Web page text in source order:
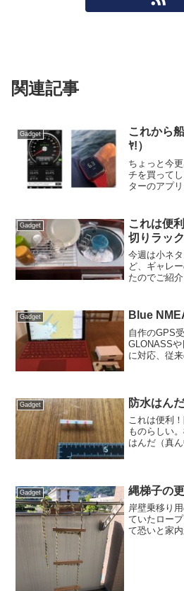
関連記事
Gadget
これから
ﾔ!）
ちょっと今
チを買って
ターのアプ
索すれば無
ォッチ（以
Gadget
これは便
切りラック
今週は小ネ
ど、ギャレ
たのでご紹
く一般的なL
Gadget Blue
自作のGPS
GLONASSや
に対応、従
Gadget 防水はん
これは便利
ものらしい
はんだ（真
溶けず、はん
Gadget 縄梯子の
岸壁乗移り
ていたロー
て恐いと家